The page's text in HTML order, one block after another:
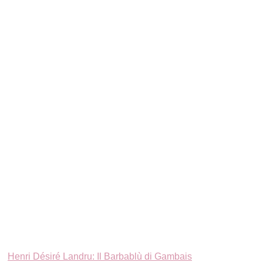
Henri Désiré Landru: Il Barbablù di Gambais